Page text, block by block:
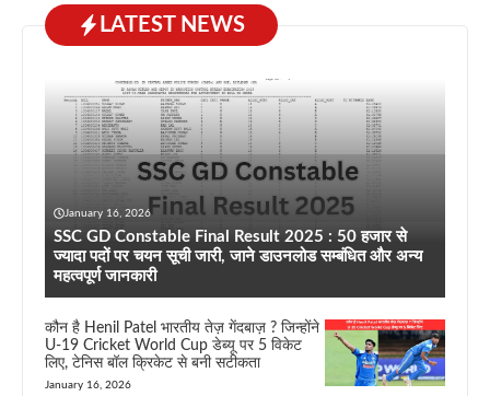
LATEST NEWS
January 16, 2026
SSC GD Constable Final Result 2025 : 50 हजार से
ज्यादा पदों पर चयन सूची जारी, जाने डाउनलोड सम्बंधित और अन्य
महत्वपूर्ण जानकारी
कौन है Henil Patel भारतीय तेज़ गेंदबाज़ ? जिन्होंने
U-19 Cricket World Cup डेब्यू पर 5 विकेट
लिए, टेनिस बॉल क्रिकेट से बनी सटीकता
January 16, 2026